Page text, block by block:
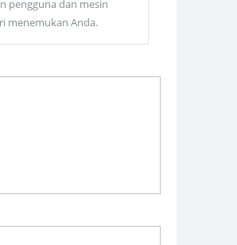
pengguna dan mesin
menemukan Anda.